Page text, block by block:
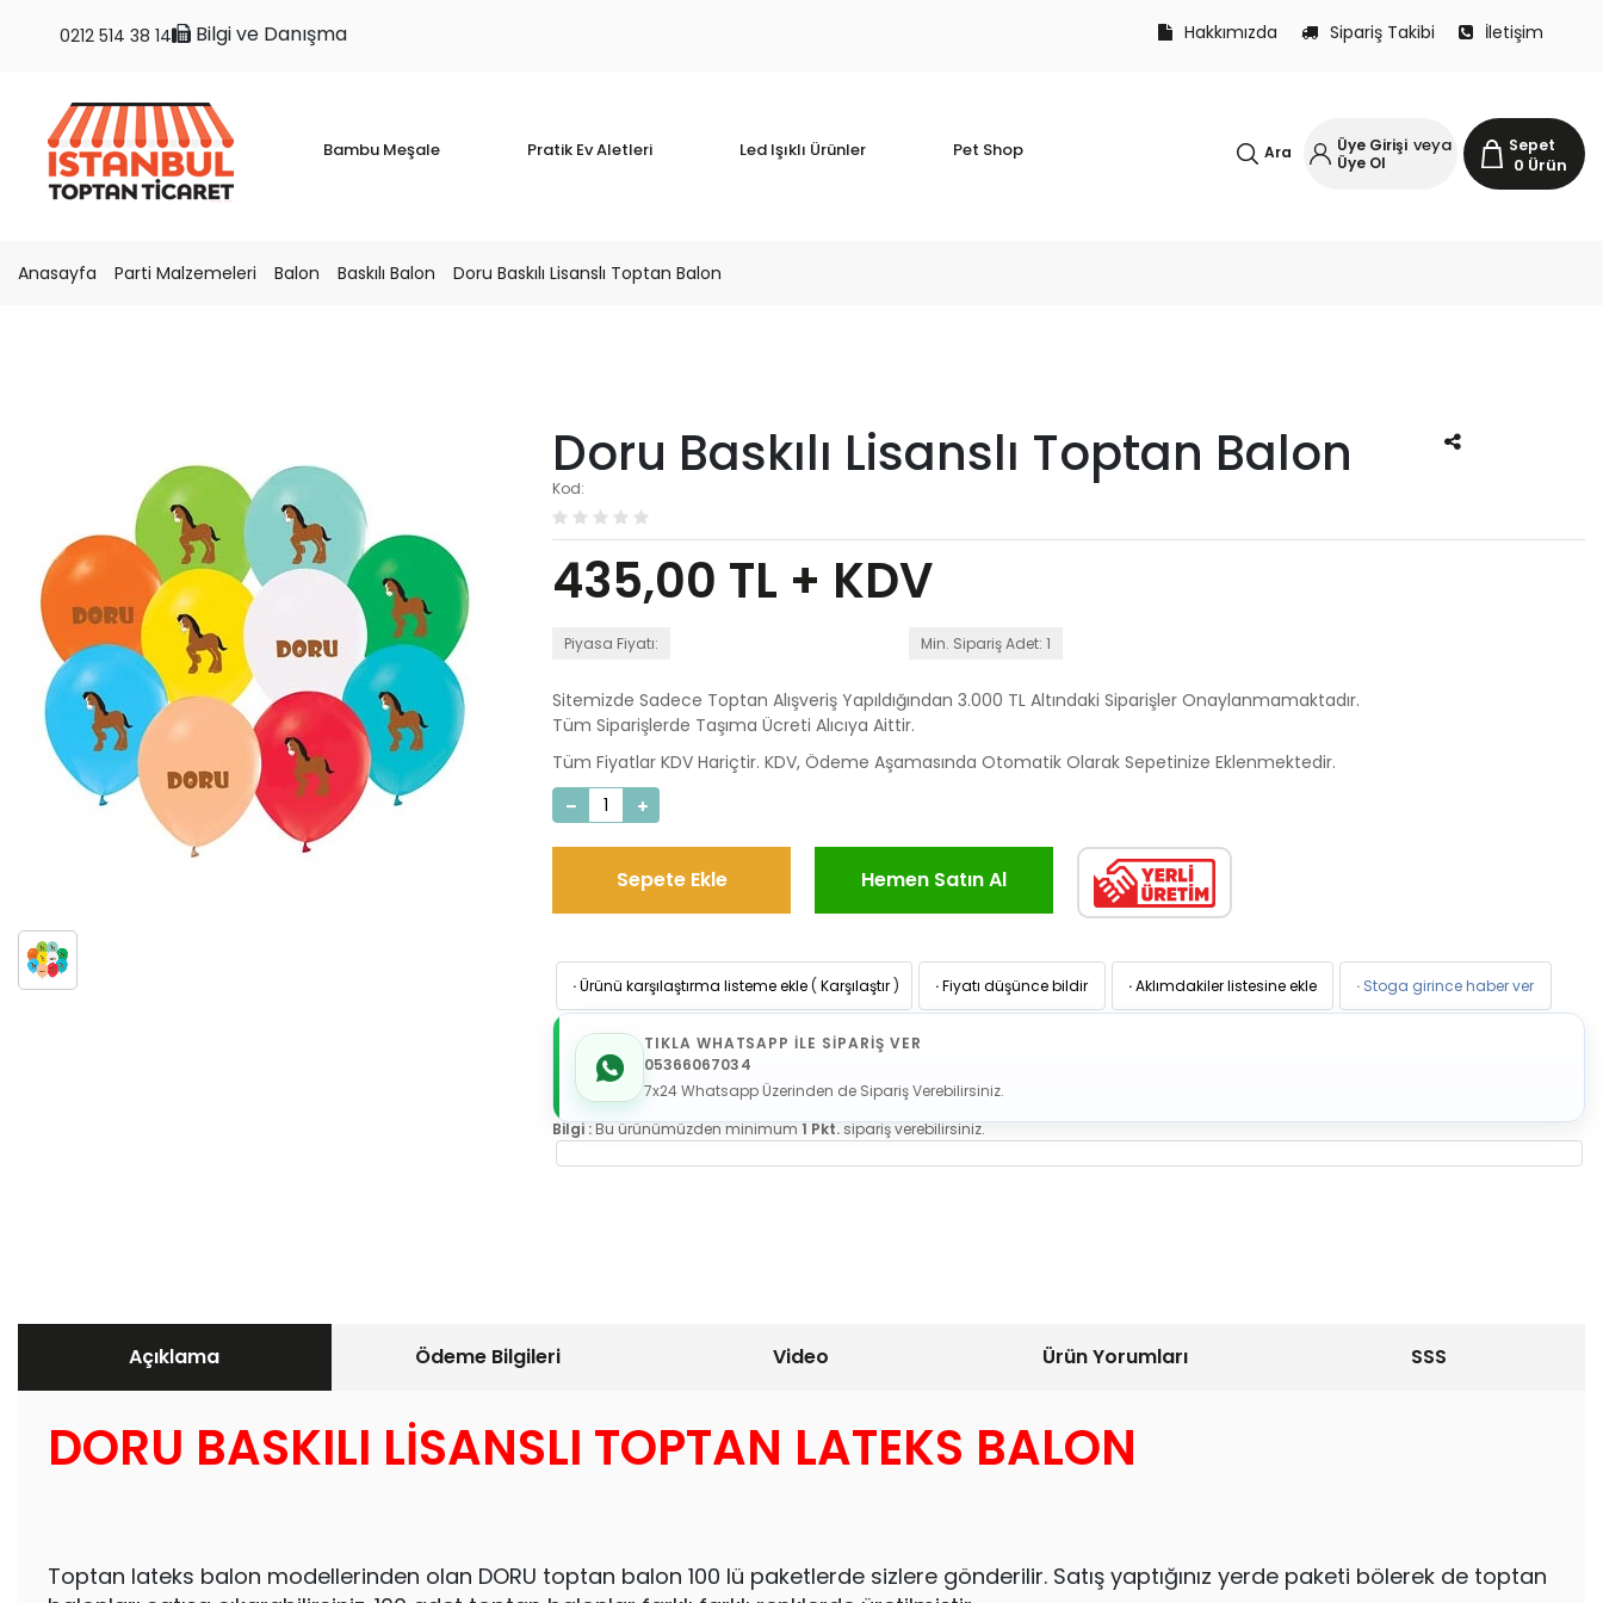
Bilgi ve Danışma
0212 514 38 14 Hakkımızda Sipariş Takibi İletişim
Bambu Meşale Pratik Ev Aletleri Led Işıklı Ürünler Pet Shop Sepet
0 Ürün
Üye Girişi veya
Üye Ol
Ara
Anasayfa Parti Malzemeleri Balon Baskılı Balon Doru Baskılı Lisanslı Toptan Balon
Doru Baskılı Lisanslı Toptan Balon
Kod:
435,00 TL + KDV
Piyasa Fiyatı: Min. Sipariş Adet: 1
Sitemizde Sadece Toptan Alışveriş Yapıldığından 3.000 TL Altındaki Siparişler Onaylanmamaktadır.
Tüm Siparişlerde Taşıma Ücreti Alıcıya Aittir.
Tüm Fiyatlar KDV Hariçtir. KDV, Ödeme Aşamasında Otomatik Olarak Sepetinize Eklenmektedir.
Sepete Ekle Hemen Satın Al
·Ürünü karşılaştırma listeme ekle ( Karşılaştır ) ·Fiyatı düşünce bildir ·Aklımdakiler listesine ekle · Stoga girince haber ver
TIKLA WHATSAPP İLE SİPARİŞ VER
05366067034
7x24 Whatsapp Üzerinden de Sipariş Verebilirsiniz.
Bilgi :Bu ürünümüzden minimum1 Pkt.sipariş verebilirsiniz.
Açıklama Ödeme Bilgileri Video Ürün Yorumları SSS
DORU BASKILI LİSANSLI TOPTAN LATEKS BALON
Toptan lateks balon modellerinden olan DORU toptan balon 100 lü paketlerde sizlere gönderilir. Satış yaptığınız yerde paketi bölerek de toptan